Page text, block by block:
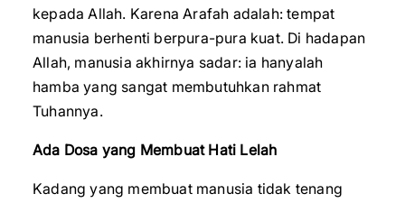
kepada Allah. Karena Arafah adalah: tempat
manusia berhenti berpura-pura kuat. Di hadapan
Allah, manusia akhirnya sadar: ia hanyalah
hamba yang sangat membutuhkan rahmat
Tuhannya.
Ada Dosa yang Membuat Hati Lelah
Kadang yang membuat manusia tidak tenang